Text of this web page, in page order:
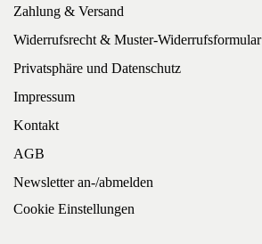
Zahlung & Versand
Widerrufsrecht & Muster-Widerrufsformular
Privatsphäre und Datenschutz
Impressum
Kontakt
AGB
Newsletter an-/abmelden
Cookie Einstellungen